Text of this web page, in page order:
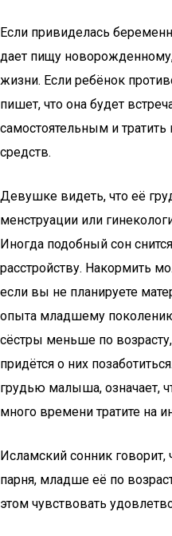
Если привиделась
дает пищу
жизни. Если ребёнок
пишет, что она будет
самостоятельным и тратить
средств.
Девушке видеть, что её
менструации или
Иногда подобный сон
расстройству. Накормить
если вы не планируете
опыта младшему
сёстры меньше по
придётся о них
грудью малыша, означает,
много времени тратите на
Исламский сонник
парня, младше её по
этом чувствовать